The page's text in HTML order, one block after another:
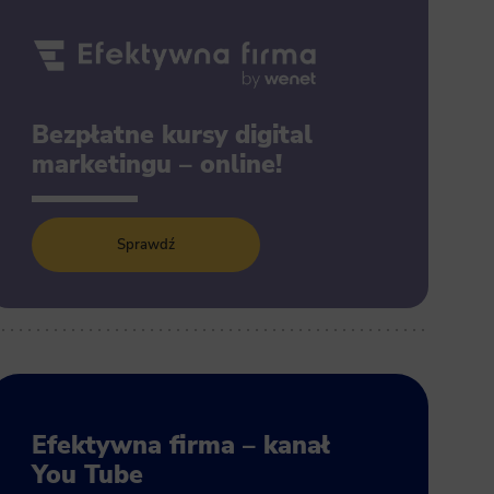
Bezpłatne kursy digital
marketingu – online!
Sprawdź
Efektywna firma – kanał
You Tube